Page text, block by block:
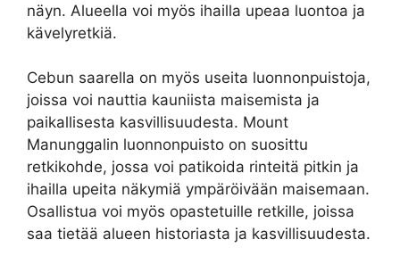
näyn. Alueella voi myös ihailla upeaa luontoa ja
kävelyretkiä.
Cebun saarella on myös useita luonnonpuistoja,
joissa voi nauttia kauniista maisemista ja
paikallisesta kasvillisuudesta. Mount
Manunggalin luonnonpuisto on suosittu
retkikohde, jossa voi patikoida rinteitä pitkin ja
ihailla upeita näkymiä ympäröivään maisemaan.
Osallistua voi myös opastetuille retkille, joissa
saa tietää alueen historiasta ja kasvillisuudesta.